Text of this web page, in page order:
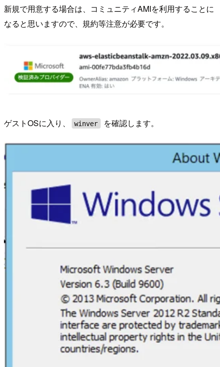
新規で用意する場合は、コミュニティAMIを利用することに
なると思いますので、規約等注意が必要です。
ゲストOSに入り、 winver を確認します。